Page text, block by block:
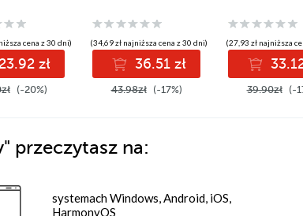
cena z 30 dni)
23.92 zł
(-20%)
(34,69 zł najniższa cena z 30 dni)
36.51 zł
43.98zł (-17%)
(27,93 zł najniższa
39.90zł (-
przeczytasz na:
systemach Windows, Android, iOS,
HarmonyOS